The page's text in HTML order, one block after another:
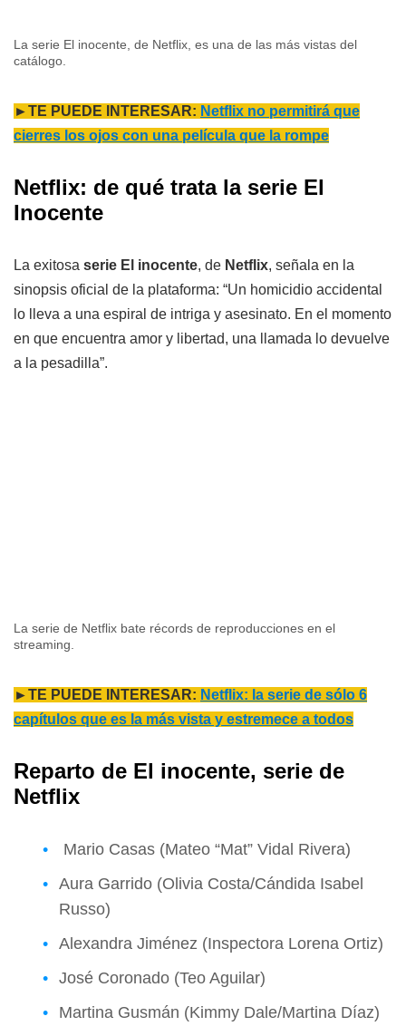
La serie El inocente, de Netflix, es una de las más vistas del
catálogo.
►TE PUEDE INTERESAR: Netflix no permitirá que
cierres los ojos con una película que la rompe
Netflix: de qué trata la serie El
Inocente
La exitosa serie El inocente, de Netflix, señala en la
sinopsis oficial de la plataforma: “Un homicidio accidental
lo lleva a una espiral de intriga y asesinato. En el momento
en que encuentra amor y libertad, una llamada lo devuelve
a la pesadilla”.
La serie de Netflix bate récords de reproducciones en el
streaming.
►TE PUEDE INTERESAR: Netflix: la serie de sólo 6
capítulos que es la más vista y estremece a todos
Reparto de El inocente, serie de
Netflix
Mario Casas (Mateo “Mat” Vidal Rivera)
Aura Garrido (Olivia Costa/Cándida Isabel
Russo)
Alexandra Jiménez (Inspectora Lorena Ortiz)
José Coronado (Teo Aguilar)
Martina Gusmán (Kimmy Dale/Martina Díaz)